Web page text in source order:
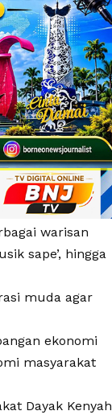
warisan
sape’, hingga
muda agar
ekonomi
masyarakat
Dayak Kenyah